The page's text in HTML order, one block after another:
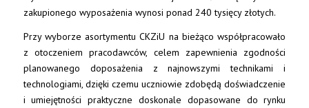
zakupionego wyposażenia wynosi ponad 240 tysięcy złotych.
Przy wyborze asortymentu CKZiU na bieżąco współpracowało
z otoczeniem pracodawców, celem zapewnienia zgodności
planowanego doposażenia z najnowszymi technikami i
technologiami, dzięki czemu uczniowie zdobędą doświadczenie
i umiejętności praktyczne doskonale dopasowane do rynku